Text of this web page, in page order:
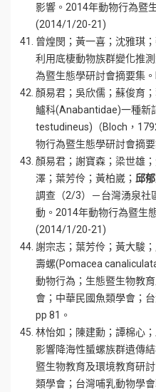
影響。2014年動物行為暨
(2014/1/20-21)
曾煌閔；黃一喜；沈雅琪；
利用底棲動物族群變化推
為暨生態學研討會摘要集
顏易君；吳欣儒；蘇俊育；
鱸科(Anabantidae)一種新
testudineus)（Bloch，
物行為暨生態學研討會摘
顏易君；謝寶森；梁世雄
澤；葉芳伶；黃柏崴； 邱
調查（2/3）－台灣湧泉社
動。2014年動物行為暨生
(2014/1/20-21)
謝宗志；葉芳伶；黃大駿；
壽螺(Pomacea
動物行為；生態暨生物教
會；中華民國魚類學會；
pp 81。
林怡如；陳建勳；譚棉心；
影響降海性蜑螺族群遺傳
暨生物教育及環境教育研
類學會；台灣哺乳動物學